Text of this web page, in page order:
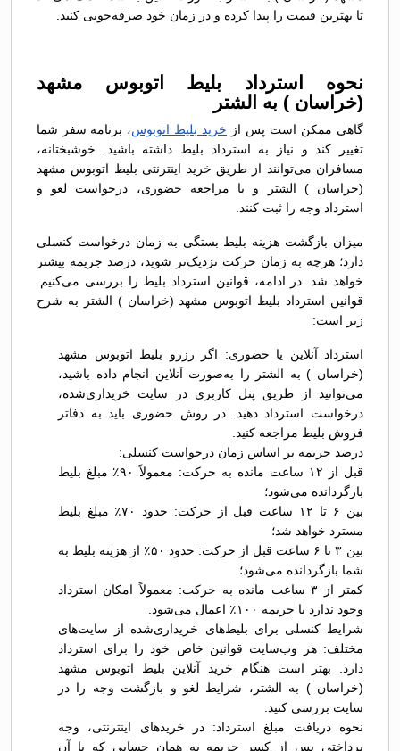
تا بهترین قیمت را پیدا کرده و در زمان خود صرفه‌جویی کنید.
نحوه استرداد بلیط اتوبوس مشهد
(خراسان ) به الشتر
گاهی ممکن است پس از خرید بلیط اتوبوس، برنامه سفر شما
تغییر کند و نیاز به استرداد بلیط داشته باشید. خوشبختانه،
مسافران می‌توانند از طریق خرید اینترنتی بلیط اتوبوس مشهد
(خراسان ) الشتر و یا مراجعه حضوری، درخواست لغو و
استرداد وجه را ثبت کنند.
میزان بازگشت هزینه بلیط بستگی به زمان درخواست کنسلی
دارد؛ هرچه به زمان حرکت نزدیک‌تر شوید، درصد جریمه بیشتر
خواهد شد. در ادامه، قوانین استرداد بلیط را بررسی می‌کنیم.
قوانین استرداد بلیط اتوبوس مشهد (خراسان ) الشتر به شرح
زیر است:
استرداد آنلاین یا حضوری: اگر رزرو بلیط اتوبوس مشهد
(خراسان ) به الشتر را به‌صورت آنلاین انجام داده باشید،
می‌توانید از طریق پنل کاربری در سایت خریداری‌شده،
درخواست استرداد دهید. در روش حضوری باید به دفاتر
فروش بلیط مراجعه کنید.
درصد جریمه بر اساس زمان درخواست کنسلی:
قبل از ۱۲ ساعت مانده به حرکت: معمولاً ۹۰٪ مبلغ بلیط
بازگردانده می‌شود؛
بین ۶ تا ۱۲ ساعت قبل از حرکت: حدود ۷۰٪ مبلغ بلیط
مسترد خواهد شد؛
بین ۳ تا ۶ ساعت قبل از حرکت: حدود ۵۰٪ از هزینه بلیط به
شما بازگردانده می‌شود؛
کمتر از ۳ ساعت مانده به حرکت: معمولاً امکان استرداد
وجود ندارد یا جریمه ۱۰۰٪ اعمال می‌شود.
شرایط کنسلی برای بلیط‌های خریداری‌شده از سایت‌های
مختلف: هر وب‌سایت قوانین خاص خود را برای استرداد
دارد. بهتر است هنگام خرید آنلاین بلیط اتوبوس مشهد
(خراسان ) به الشتر، شرایط لغو و بازگشت وجه را در
سایت بررسی کنید.
نحوه دریافت مبلغ استرداد: در خریدهای اینترنتی، وجه
پرداختی پس از کسر جریمه به همان حسابی که با آن